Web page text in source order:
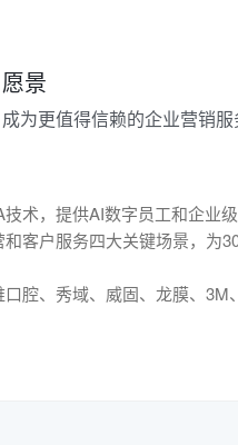
愿景
成为更值得信赖的企业营销服
术，提供AI数字员工和企业
客户服务四大关键场景，为
腔、秀域、威固、龙膜、3M